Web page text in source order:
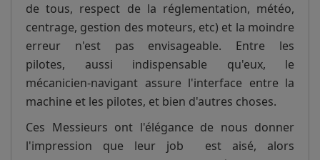
de tous, respect de la réglementation, météo,
centrage, gestion des moteurs, etc) et la moindre
erreur n'est pas envisageable. Entre les
pilotes, aussi indispensable qu'eux, le
mécanicien-navigant assure l'interface entre la
machine et les pilotes, et bien d'autres choses.
Ces Messieurs ont l'élégance de nous donner
l'impression que leur job est aisé, alors